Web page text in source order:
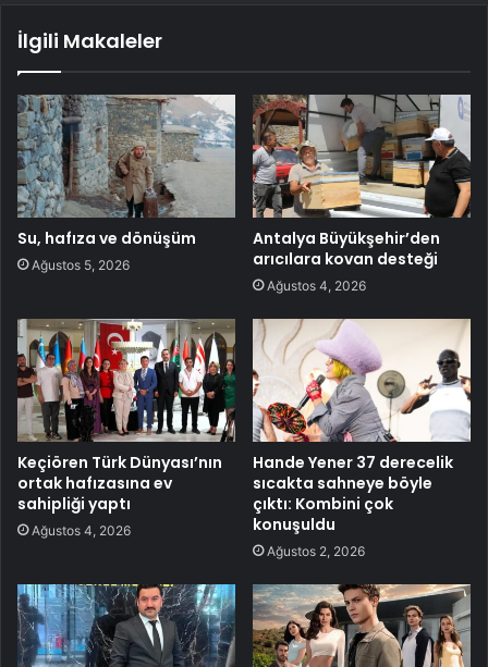
İlgili Makaleler
Su, hafıza ve dönüşüm
Ağustos 5, 2026
Antalya Büyükşehir’den
arıcılara kovan desteği
Ağustos 4, 2026
Keçiören Türk Dünyası’nın
ortak hafızasına ev
sahipliği yaptı
Ağustos 4, 2026
Hande Yener 37 derecelik
sıcakta sahneye böyle
çıktı: Kombini çok
konuşuldu
Ağustos 2, 2026